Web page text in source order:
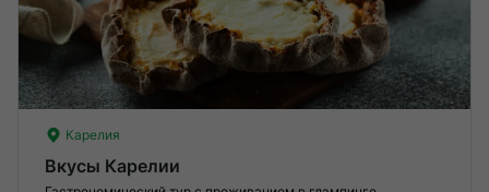
Карелия
Вкусы Карелии